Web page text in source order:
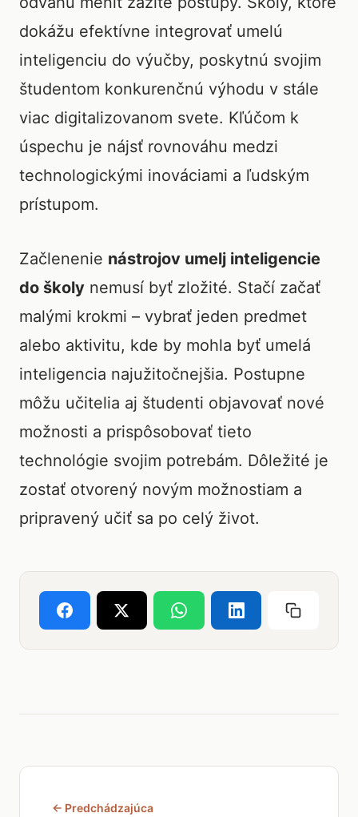
dokážu efektívne integrovať umelú
inteligenciu do výučby, poskytnú svojim
študentom konkurenčnú výhodu v stále
viac digitalizovanom svete. Kľúčom k
úspechu je nájsť rovnováhu medzi
technologickými inováciami a ľudským
prístupom.
Začlenenie nástrojov umelj inteligencie
do školy nemusí byť zložité. Stačí začať
malými krokmi – vybrať jeden predmet
alebo aktivitu, kde by mohla byť umelá
inteligencia najužitočnejšia. Postupne
môžu učitelia aj študenti objavovať nové
možnosti a prispôsobovať tieto
technológie svojim potrebám. Dôležité je
zostať otvorený novým možnostiam a
pripravený učiť sa po celý život.
← Predchádzajúca